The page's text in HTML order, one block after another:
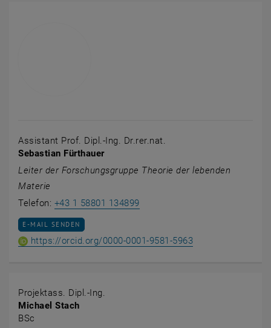
Assistant Prof. Dipl.-Ing. Dr.rer.nat.
Sebastian Fürthauer
Leiter der Forschungsgruppe Theorie der lebenden
Materie
Telefon: +43 1 58801 134899Sebastian Fürthauer anrufen
E-MAIL AN SEBASTIAN FÜRTHAUER SENDEN
E-MAIL SENDEN
https://orcid.org/0000-0001-9581-5963ORCID iD von
, öffnet eine
Projektass. Dipl.-Ing.
Michael Stach
BSc